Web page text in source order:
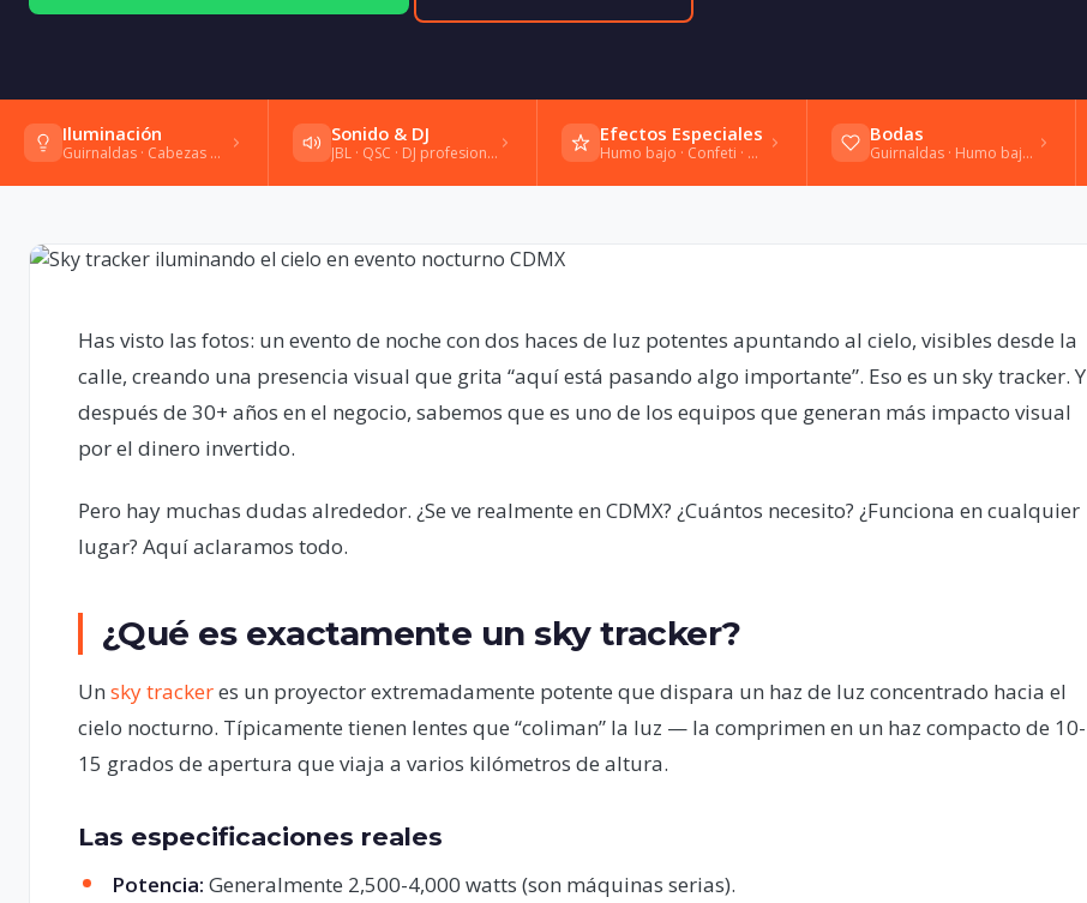
Iluminación
Guirnaldas · Cabezas móviles · Gobos
Sonido & DJ
JBL · QSC · DJ profesional · Shure
Efectos Especiales
Humo bajo · Confeti · Bengalas frías
Bodas
Guirnaldas · Humo bajo · Vals
Has visto las fotos: un evento de noche con dos haces de luz potentes apuntando al cielo, visibles desde la
calle, creando una presencia visual que grita “aquí está pasando algo importante”. Eso es un sky tracker. Y
después de 30+ años en el negocio, sabemos que es uno de los equipos que generan más impacto visual
por el dinero invertido.
Pero hay muchas dudas alrededor. ¿Se ve realmente en CDMX? ¿Cuántos necesito? ¿Funciona en cualquier
lugar? Aquí aclaramos todo.
¿Qué es exactamente un sky tracker?
Un sky trackeres un proyector extremadamente potente que dispara un haz de luz concentrado hacia el
cielo nocturno. Típicamente tienen lentes que “coliman” la luz — la comprimen en un haz compacto de 10-
15 grados de apertura que viaja a varios kilómetros de altura.
Las especificaciones reales
Potencia: Generalmente 2,500-4,000 watts (son máquinas serias).